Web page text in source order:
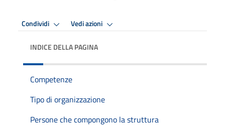
Condividi Vedi azioni
INDICE DELLA PAGINA
Competenze
Tipo di organizzazione
Persone che compongono la struttura